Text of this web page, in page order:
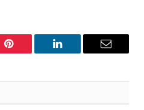
Pinterest LinkedIn Email